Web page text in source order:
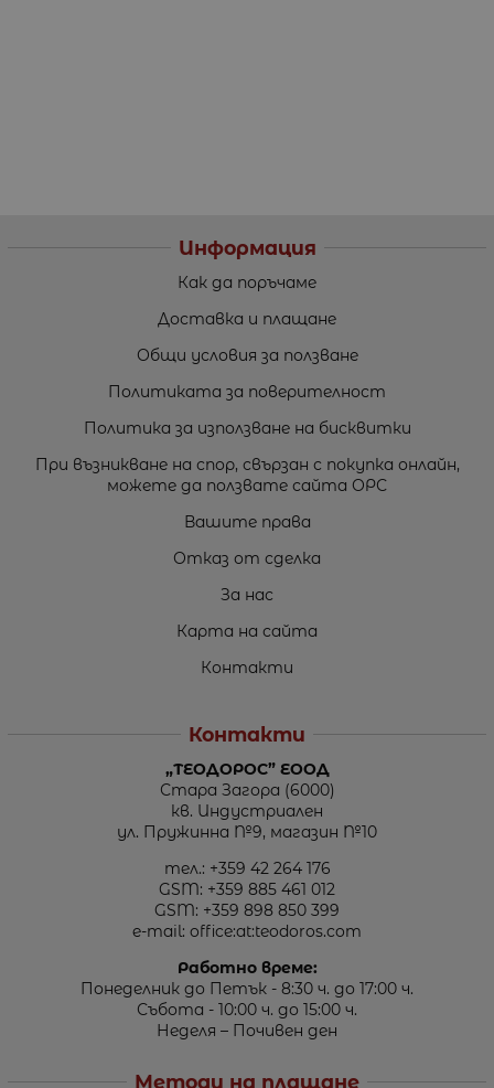
Информация
Как да поръчаме
Доставка и плащане
Общи условия за ползване
Политиката за поверителност
Политика за използване на бисквитки
При възникване на спор, свързан с покупка онлайн,
можете да ползвате сайта ОРС
Вашите права
Отказ от сделка
За нас
Карта на сайта
Контакти
Контакти
„ТЕОДОРОС” ЕООД
Стара Загора (6000)
кв. Индустриален
ул. Пружинна №9, магазин №10
тел.: +359 42 264 176
GSM: +359 885 461 012
GSM: +359 898 850 399
e-mail: office:at:teodoros.com
Работно време:
Понеделник до Петък - 8:30 ч. до 17:00 ч.
Събота - 10:00 ч. до 15:00 ч.
Неделя – Почивен ден
Методи на плащане